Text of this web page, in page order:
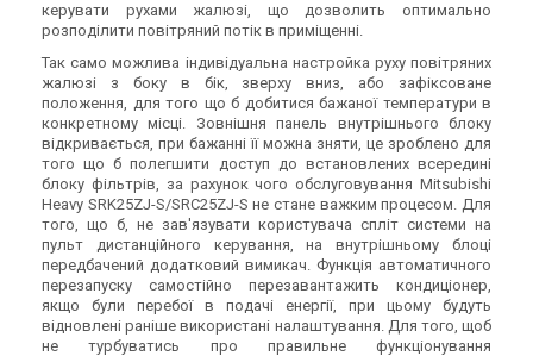
керувати рухами жалюзі, що дозволить оптимально
розподілити повітряний потік в приміщенні.
Так само можлива індивідуальна настройка руху повітряних
жалюзі з боку в бік, зверху вниз, або зафіксоване
положення, для того що б добитися бажаної температури в
конкретному місці. Зовнішня панель внутрішнього блоку
відкривається, при бажанні її можна зняти, це зроблено для
того що б полегшити доступ до встановлених всередині
блоку фільтрів, за рахунок чого обслуговування Mitsubishi
Heavy SRK25ZJ-S/SRC25ZJ-S не стане важким процесом. Для
того, що б, не зав'язувати користувача спліт системи на
пульт дистанційного керування, на внутрішньому блоці
передбачений додатковий вимикач. Функція автоматичного
перезапуску самостійно перезавантажить кондиціонер,
якщо були перебої в подачі енергії, при цьому будуть
відновлені раніше використані налаштування. Для того, щоб
не турбуватись про правильне функціонування